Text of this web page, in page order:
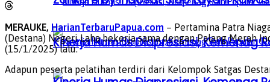
Kinerja Humas Diapresiasi, Kemenag
MERAUKE, HarianTerbaruPapua.com – Pertamina Patra
(Destana) Negeri Laha bekerja sama dengan Palang Merah
(15/1/2025) lalu.
Adapun peserta pelatihan terdiri dari Kelompok Satgas